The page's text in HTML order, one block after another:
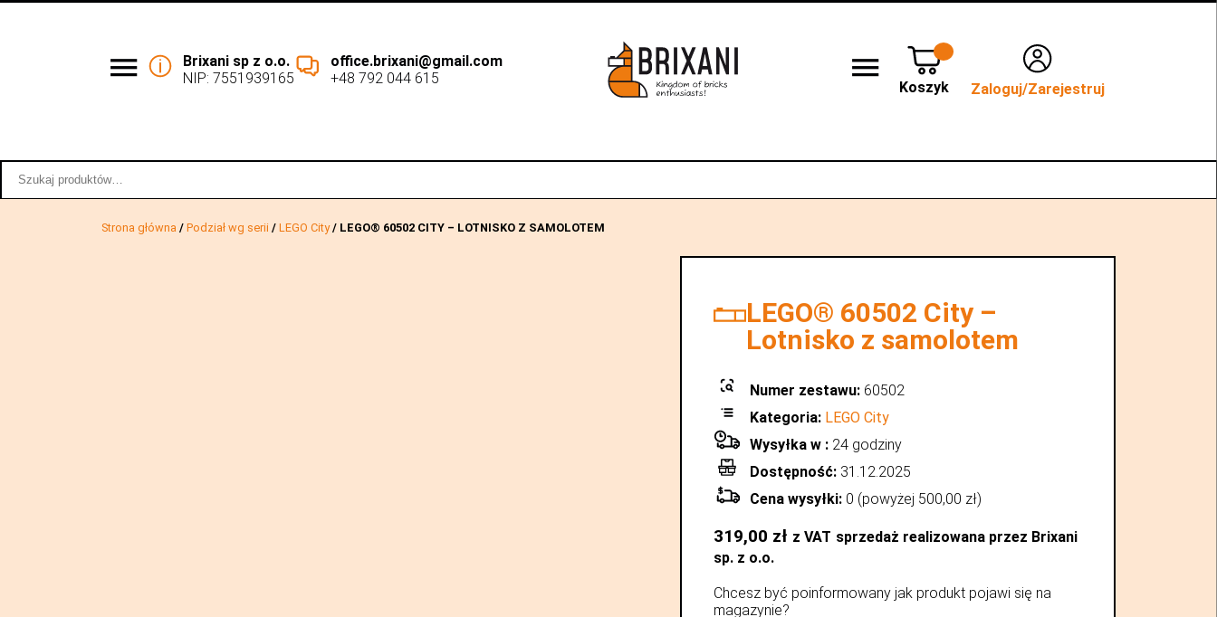
Brixani sp z o.o.
NIP: 7551939165
office.brixani@gmail.com
+48 792 044 615
Koszyk Zaloguj/Zarejestruj
Strona główna / Podział wg serii / LEGO City/ LEGO® 60502 CITY – LOTNISKO Z SAMOLOTEM
LEGO® 60502 City –
Lotnisko z samolotem
Numer zestawu: 60502
Kategoria: LEGO City
Wysyłka w : 24 godziny
Dostępność: 31.12.2025
Cena wysyłki: 0 (powyżej 500,00 zł)
319,00 zł z VAT sprzedaż realizowana przez Brixani
sp. z o.o.
Chcesz być poinformowany jak produkt pojawi się na
magazynie?